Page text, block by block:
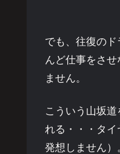
でも、往復の
んど仕事をさ
ません。
こういう山坂
れる・・・タイ
発想しません）